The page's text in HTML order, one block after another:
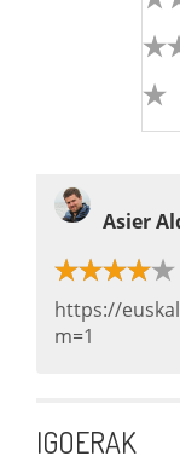
Asier
https://
m=1
IGOERAK